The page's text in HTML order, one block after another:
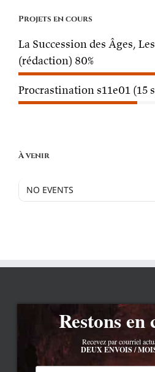
Projets en cours
La Succession des Âges,
(rédaction) 80%
Procrastination s11e01 (15
À venir
NO EVENTS
Restons
Recevez par courriel
DEUX ENVOIS /